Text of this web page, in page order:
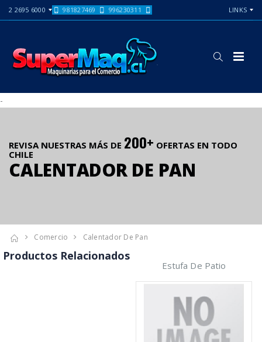
2 2695 6000 981827469 996230311 LINKS
-
REVISA NUESTRAS MÁS DE 200+ OFERTAS EN TODO
CHILE
CALENTADOR DE PAN
Comercio Calentador De Pan
Productos Relacionados
Estufa De Patio